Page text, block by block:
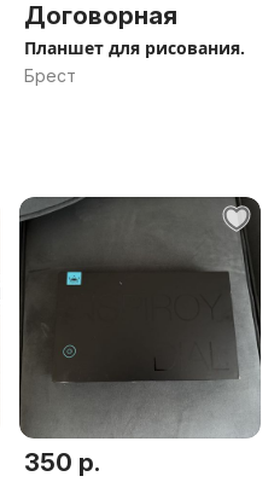
Договорная
Планшет для рисования.
Брест
350 р.